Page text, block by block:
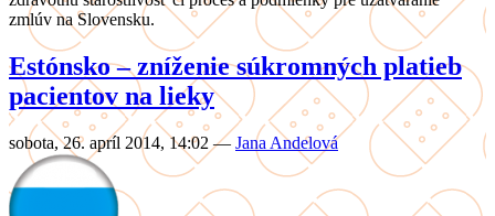
zmlúv na Slovensku.
Estónsko – zníženie súkromných platieb
pacientov na lieky
sobota, 26. apríl 2014, 14:02 — Jana Andelová